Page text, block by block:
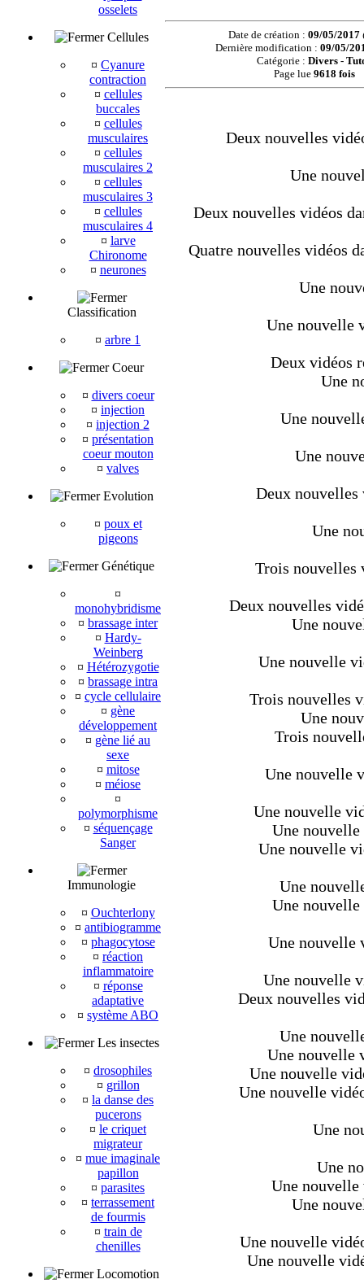
osselets
Cellules
¤ Cyanure
contraction
¤ cellules
buccales
¤ cellules
musculaires
¤ cellules
musculaires 2
¤ cellules
musculaires 3
¤ cellules
musculaires 4
¤ larve
Chironome
¤ neurones
Classification
¤ arbre 1
Coeur
¤ divers coeur
¤ injection
¤ injection 2
¤ présentation
coeur mouton
¤ valves
Evolution
¤ poux et
pigeons
Génétique
¤
monohybridisme
¤ brassage inter
¤ Hardy-
Weinberg
¤ Hétérozygotie
¤ brassage intra
¤ cycle cellulaire
¤ gène
développement
¤ gène lié au
sexe
¤ mitose
¤ méiose
¤
polymorphisme
¤ séquençage
Sanger
Immunologie
¤ Ouchterlony
¤ antibiogramme
¤ phagocytose
¤ réaction
inflammatoire
¤ réponse
adaptative
¤ système ABO
Les insectes
¤ drosophiles
¤ grillon
¤ la danse des
pucerons
¤ le criquet
migrateur
¤ mue imaginale
papillon
¤ parasites
¤ terrassement
de fourmis
¤ train de
chenilles
Locomotion
Date de création : 09/05/2017
Dernière modification :09/05/
Catégorie :Divers -
Page lue 9618 fois
Deux nouvelles
Une
Deux nouvelles vidéos
Quatre nouvelles vidéos
Une
Une nouvelle
Deux vidéos
Une
Une
Une
Deux nouvelles
Une
Trois nouvelles
Deux nouvelles
Une
Une nouvelle
Trois nouvelles
Une
Trois
Une nouvelle
Une nouvelle
Une
Une nouvelle
Une
Une
Une nouvelle
Une nouvelle
Deux nouvelles
Une
Une nouvelle
Une nouvelle
Une nouvelle
Une
Une
Une nouvelle
Une
Une nouvelle
Une nouvelle